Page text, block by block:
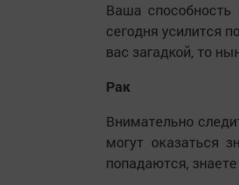
Ваша способность
сегодня усилится
вас загадкой, то
Рак
Внимательно
могут оказаться
попадаются,